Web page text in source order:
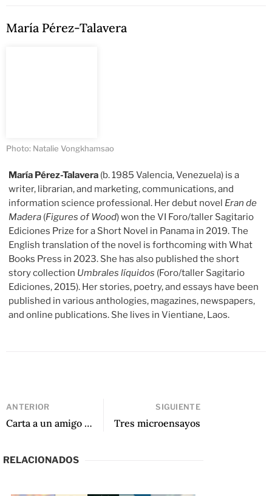
María Pérez-Talavera
Photo: Natalie Vongkhamsao
María Pérez-Talavera (b. 1985 Valencia, Venezuela) is a
writer, librarian, and marketing, communications, and
information science professional. Her debut novel Eran de
Madera (Figures of Wood) won the VI Foro/taller Sagitario
Ediciones Prize for a Short Novel in Panama in 2019. The
English translation of the novel is forthcoming with What
Books Press in 2023. She has also published the short
story collection Umbrales líquidos (Foro/taller Sagitario
Ediciones, 2015). Her stories, poetry, and essays have been
published in various anthologies, magazines, newspapers,
and online publications. She lives in Vientiane, Laos.
ANTERIOR
Carta a un amigo sobre el ensayo y la crítica
SIGUIENTE
Tres microensayos
RELACIONADOS